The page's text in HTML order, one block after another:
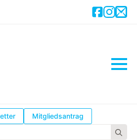
Mitgliedsantrag